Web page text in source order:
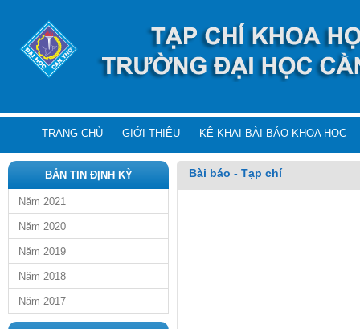
TRANG CHỦ GIỚI THIỆU KÊ KHAI BÀI BÁO KHOA HỌC
BẢN TIN ĐỊNH KỲ
Năm 2021
Năm 2020
Năm 2019
Năm 2018
Năm 2017
Bài báo - Tạp chí